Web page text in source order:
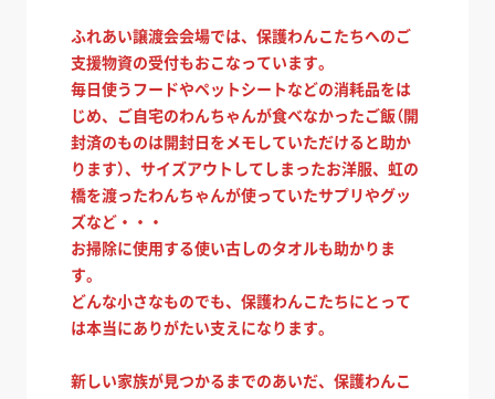
ふれあい譲渡会会場では、保護わんこたちへのご
支援物資の受付もおこなっています。
毎日使うフードやペットシートなどの消耗品をは
じめ、ご自宅のわんちゃんが食べなかったご飯（開
封済のものは開封日をメモしていただけると助か
ります）、サイズアウトしてしまったお洋服、虹の
橋を渡ったわんちゃんが使っていたサプリやグッ
ズなど・・・
お掃除に使用する使い古しのタオルも助かりま
す。
どんな小さなものでも、保護わんこたちにとって
は本当にありがたい支えになります。
新しい家族が見つかるまでのあいだ、保護わんこ